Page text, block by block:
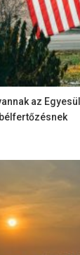
az